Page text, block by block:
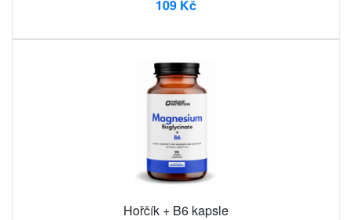
109 Kč
Hořčík + B6 kapsle